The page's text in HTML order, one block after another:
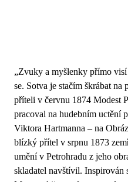
„Zvuky a myšlenky přímo
se. Sotva je stačím škrábat na
příteli v červnu 1874 Modest
pracoval na hudebním uctění
Viktora Hartmanna – na
blízký přítel v srpnu 1873
umění v Petrohradu z jeho
skladatel navštívil. Inspirován